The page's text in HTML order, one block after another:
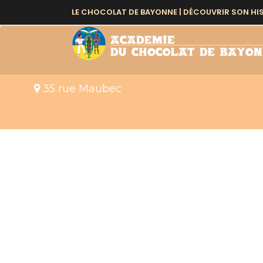
LE CHOCOLAT DE BAYONNE | DÉCOUVRIR SON
EVENTS AT THIS
35 rue Maubec